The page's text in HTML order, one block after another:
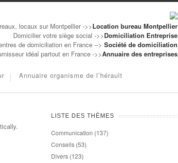
locaux sur Montpellier ->>Location bureau Montpellier
Domicilier votre siège social ->>Domiciliation Entreprise
de domiciliation en France --> Société de domiciliation
idéal partout en France ->>Annuaire des entreprises
Annuaire organisme de l’hérault
LISTE DES THÈMES
Communication (137)
Conseils (53)
Divers (123)